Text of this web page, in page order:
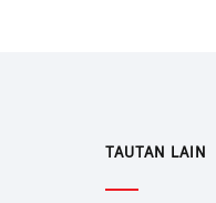
TAUTAN LAIN